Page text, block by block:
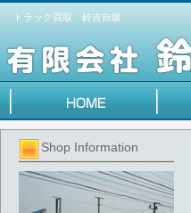
トラック買取 鈴吉自販
Shop Information